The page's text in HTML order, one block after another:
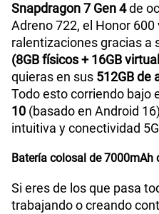
Snapdragon 7 Gen 4de
Adreno 722, el Honor
ralentizaciones gracias a
(8GB físicos + 16GB
quieras en sus 512GB de
Todo esto corriendo bajo
10 (basado en Android
intuitiva y conectividad
Batería colosal de 7000mAh
Si eres de los que pasa
trabajando o creando